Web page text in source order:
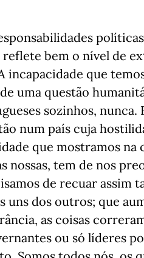
bem o nível de
incapacidade que
uma questão
sozinhos,
num país cuja
que mostramos
nossas, tem de nos
de recuar assim
uns dos outros; que
as coisas
ou só líderes